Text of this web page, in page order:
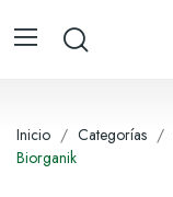
Inicio Categorías
Biorganik